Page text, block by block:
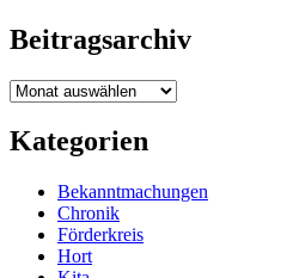
Beitragsarchiv
Beitragsarchiv
Kategorien
Bekanntmachungen
Chronik
Förderkreis
Hort